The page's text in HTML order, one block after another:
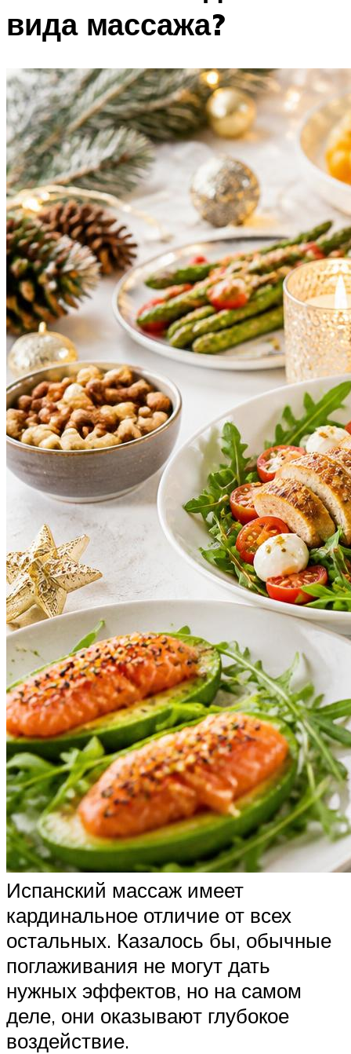
вида массажа?
Испанский массаж имеет
кардинальное отличие от всех
остальных. Казалось бы, обычные
поглаживания не могут дать
нужных эффектов, но на самом
деле, они оказывают глубокое
воздействие.